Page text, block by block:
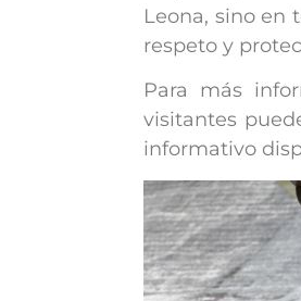
Leona, sino en
respeto y
Para más
visitantes
informativo